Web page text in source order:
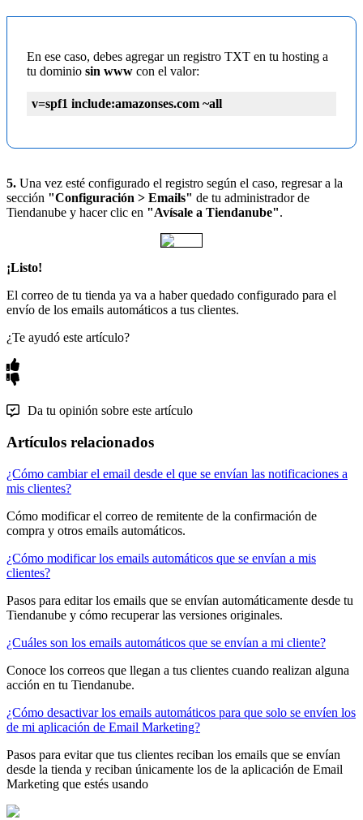
En ese caso, debes agregar un registro TXT en tu hosting a
tu dominio sin www con el valor:
v=spf1 include:amazonses.com ~all
5. Una vez esté configurado el registro según el caso, regresar a la
sección "Configuración > Emails" de tu administrador de
Tiendanube y hacer clic en "Avísale a Tiendanube".
¡Listo!
El correo de tu tienda ya va a haber quedado configurado para el
envío de los emails automáticos a tus clientes.
¿Te ayudó este artículo?
Da tu opinión sobre este artículo
Artículos relacionados
¿Cómo cambiar el email desde el que se envían las notificaciones a
mis clientes?
Cómo modificar el correo de remitente de la confirmación de
compra y otros emails automáticos.
¿Cómo modificar los emails automáticos que se envían a mis
clientes?
Pasos para editar los emails que se envían automáticamente desde tu
Tiendanube y cómo recuperar las versiones originales.
¿Cuáles son los emails automáticos que se envían a mi cliente?
Conoce los correos que llegan a tus clientes cuando realizan alguna
acción en tu Tiendanube.
¿Cómo desactivar los emails automáticos para que solo se envíen los
de mi aplicación de Email Marketing?
Pasos para evitar que tus clientes reciban los emails que se envían
desde la tienda y reciban únicamente los de la aplicación de Email
Marketing que estés usando